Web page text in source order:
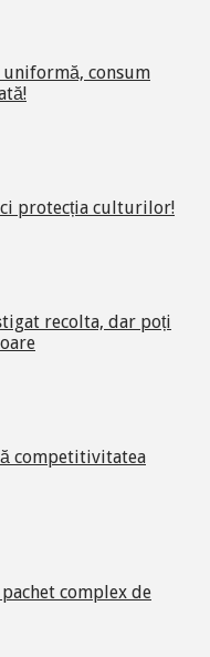
uniformă, consum
protecția culturilor!
recolta, dar poți
competitivitatea
complex de